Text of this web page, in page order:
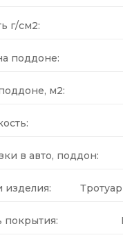
г/см2:
поддоне:
м2:
в авто, поддон:
изделия:
покрытия: